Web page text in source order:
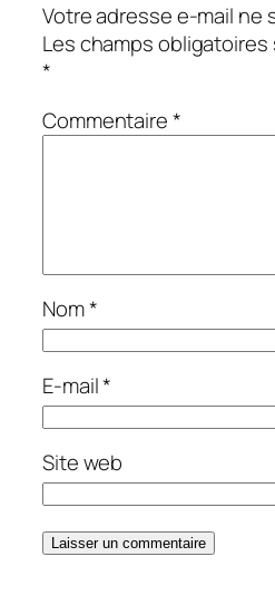
Votre adresse e-mail ne
Les champs
*
Commentaire*
Nom*
E-mail*
Site web